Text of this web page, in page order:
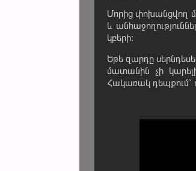
Մորից փոխանցվող
և
կբերի:
Եթե զարդը
մատանին չի
Հակառակ դեպքում՝